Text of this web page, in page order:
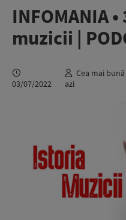
INFOMANIA
muzicii |
03/07/2022
Cea mai
azi